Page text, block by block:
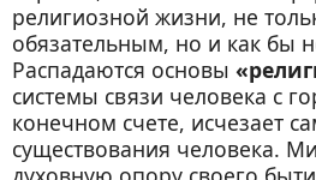
религиозной жизни, не
обязательным, но и как бы
Распадаются основы
системы связи человека с
конечном счете, исчезает
существования человека.